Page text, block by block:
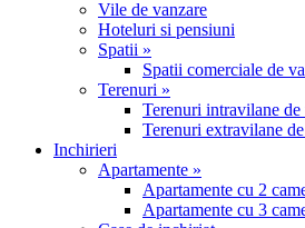
Vile de vanzare
Hoteluri si pensiuni
Spatii »
Spatii comerciale de
Terenuri »
Terenuri intravilane de
Terenuri extravilane
Inchirieri
Apartamente »
Apartamente cu 2
Apartamente cu 3